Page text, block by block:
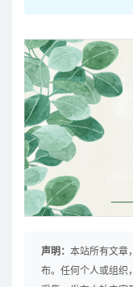
声明： 本站所有文章
布。任何个人或组织